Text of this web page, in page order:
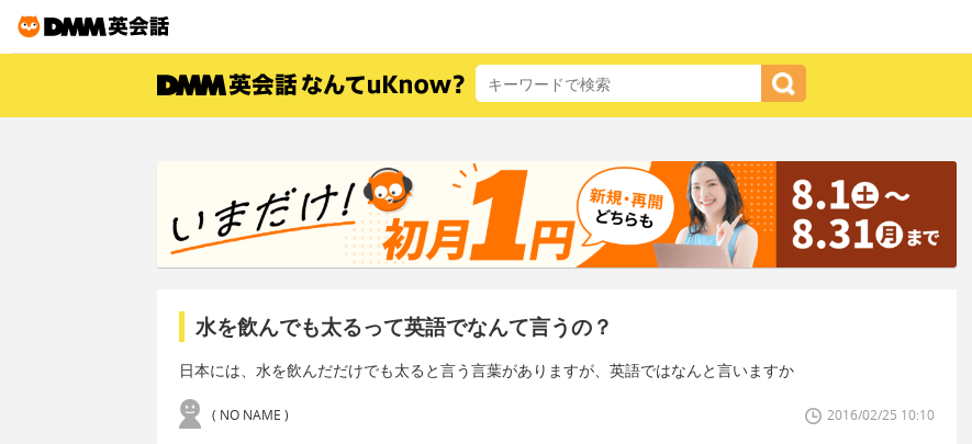
水を飲んでも太るって英語でなんて言うの？
日本には、水を飲んだだけでも太ると言う言葉がありますが、英語ではなんと言いますか
( NO NAME ) 2016/02/25 10:10